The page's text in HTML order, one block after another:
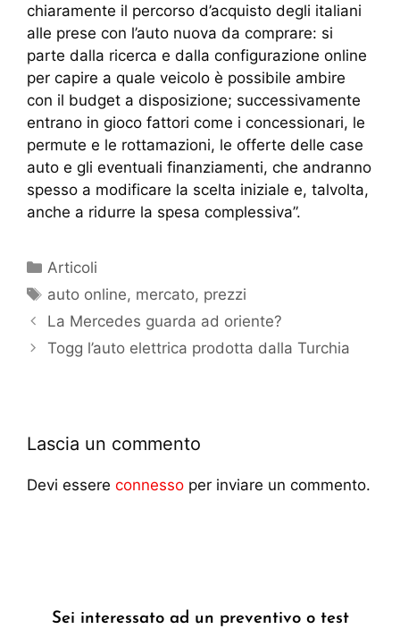
chiaramente il percorso d’acquisto degli italiani
alle prese con l’auto nuova da comprare: si
parte dalla ricerca e dalla configurazione online
per capire a quale veicolo è possibile ambire
con il budget a disposizione; successivamente
entrano in gioco fattori come i concessionari, le
permute e le rottamazioni, le offerte delle case
auto e gli eventuali finanziamenti, che andranno
spesso a modificare la scelta iniziale e, talvolta,
anche a ridurre la spesa complessiva”.
Articoli
auto online, mercato, prezzi
La Mercedes guarda ad oriente?
Togg l’auto elettrica prodotta dalla Turchia
Lascia un commento
Devi essere connesso per inviare un commento.
Sei interessato ad un preventivo o test